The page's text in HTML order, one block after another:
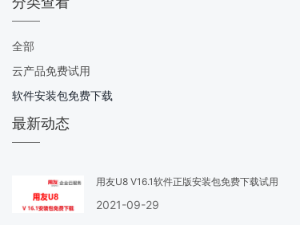
全部
云产品免费试用
软件安装包免费下载
最新动态
用友U8 V16.1软件正版安装包免费下载试用
2021-09-29